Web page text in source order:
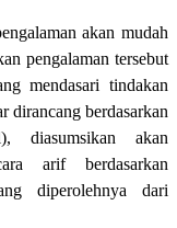
akan mudah
pengalaman tersebut
mendasari tindakan
dirancang berdasarkan
diasumsikan akan
arif berdasarkan
diperolehnya dari